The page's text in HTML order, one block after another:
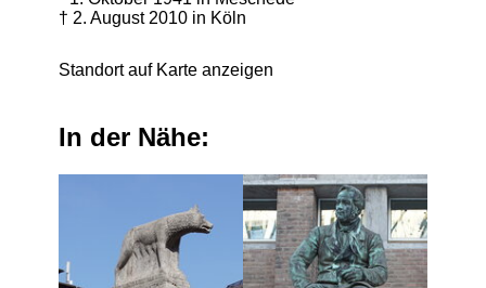
† 2. August 2010 in Köln
Standort auf Karte anzeigen
In der Nähe: